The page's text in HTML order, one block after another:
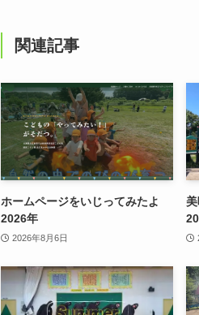
関連記事
ホームページをいじってみたよ
2026年
2026年8月6日